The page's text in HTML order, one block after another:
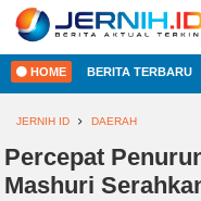
HOME
ADVERTORIAL
FOTO
VIDEO
PESONA
JAMBI
PESONA
2022
JERNIH.ID
•
Developed
HOME BERITA TERBARU
JERNIH ID DAERAH
Percepat
Mashuri